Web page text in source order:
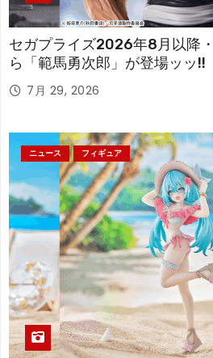
セガプライズ2026年8月以降
ら「範馬勇次郎」が登場ッッ!!
7月 29, 2026
ニュース フィギュア